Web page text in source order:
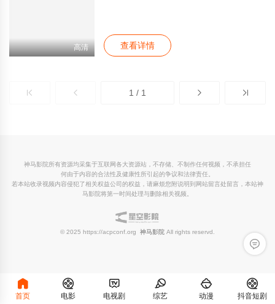
高清
要其配合冷艳的考古专家Ada再赴非洲寻找这
批黄金，途中，藏金副官的外孙女Elsa加入寻
宝队伍。费尽艰辛终抵大沙漠后，Jackie一行
场生死博斗遂即展开。
查看详情
1 / 1
留言反
神马影院所有资源均采集于互联网各大资源站，不存储、不制作任何视频，不承担任
何由于内容的合法性及健康性所引起的争议和法律责任。
若本站收录视频内容侵犯了相关权益公司的权益，请麻烦您附说明到网站留言处留言，本站神
马影院将第一时间处理与删除相关视频。
© 2025 https://acpconf.org 神马影院 All rights reservd.
首页 电影 电视剧 综艺 动漫 抖音短剧